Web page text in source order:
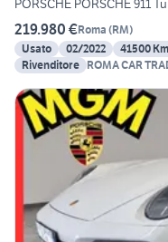
PORSCHE PORSCHE 911
219.980 €Roma (RM)
Usato
02/2022 41500 Km
Rivenditore ROMA CAR